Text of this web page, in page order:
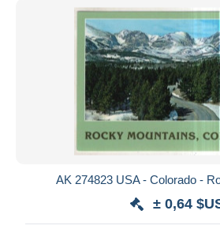
AK 274823 USA - Colorado -
± 0,64